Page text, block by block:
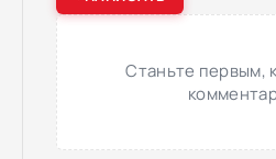
Станьте первым,